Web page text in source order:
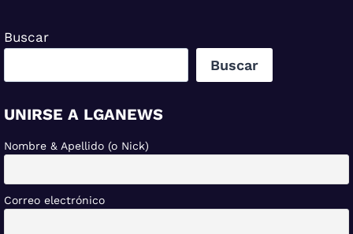
Buscar
Buscar
UNIRSE A LGANEWS
Nombre & Apellido (o Nick)
Correo electrónico